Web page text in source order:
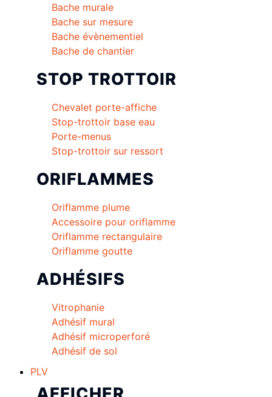
Bache murale
Bache sur mesure
Bache évènementiel
Bache de chantier
STOP TROTTOIR
Chevalet porte-affiche
Stop-trottoir base eau
Porte-menus
Stop-trottoir sur ressort
ORIFLAMMES
Oriflamme plume
Accessoire pour oriflamme
Oriflamme rectangulaire
Oriflamme goutte
ADHÉSIFS
Vitrophanie
Adhésif mural
Adhésif microperforé
Adhésif de sol
PLV